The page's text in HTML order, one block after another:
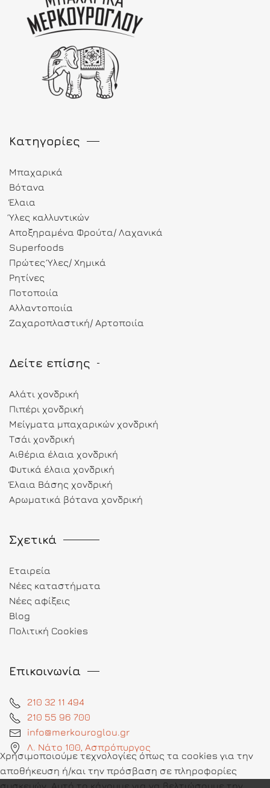
Κατηγορίες
Μπαχαρικά
Βότανα
Έλαια
Ύλες καλλυντικών
Αποξηραμένα Φρούτα/ Λαχανικά
Superfoods
Πρώτες Ύλες/ Χημικά
Ρητίνες
Ποτοποιία
Αλλαντοποιία
Ζαχαροπλαστική/ Αρτοποιία
Δείτε επίσης
Αλάτι χονδρική
Πιπέρι χονδρική
Μείγματα μπαχαρικών χονδρική
Τσάι χονδρική
Αιθέρια έλαια χονδρική
Φυτικά έλαια χονδρική
Έλαια Βάσης χονδρική
Αρωματικά βότανα χονδρική
Σχετικά
Εταιρεία
Νέες καταστήματα
Νέες αφίξεις
Blog
Πολιτική Cookies
Επικοινωνία
210 32 11 494
210 55 96 700
info@merkouroglou.gr
Λ. Νάτο 100, Ασπρόπυργος
Χρησιμοποιούμε τεχνολογίες όπως τα cookies για την
αποθήκευση ή/και την πρόσβαση σε πληροφορίες
συσκευών. Αυτό το κάνουμε για να βελτιώσουμε την